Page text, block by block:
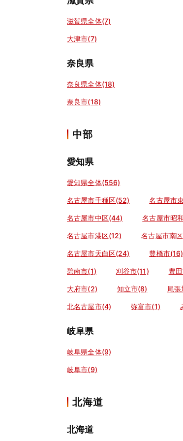
滋賀県全体(7)
大津市(7)
奈良県
奈良県全体(18)
奈良市(18)
中部
愛知県
愛知県全体(556)
名古屋市千種区(52) 名古屋市
名古屋市中区(44) 名古屋市昭
名古屋市港区(12) 名古屋市南
名古屋市天白区(24) 豊橋市(16)
碧南市(1) 刈谷市(11) 豊
大府市(2) 知立市(8) 尾張
北名古屋市(4) 弥富市(1)
岐阜県
岐阜県全体(9)
岐阜市(9)
北海道
北海道